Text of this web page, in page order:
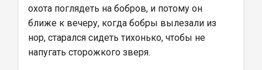
охота поглядеть на бобров, и потому он
ближе к вечеру, когда бобры вылезали из
нор, старался сидеть тихонько, чтобы не
напугать сторожкого зверя.